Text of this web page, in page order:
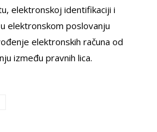
elektronskoj identifikaciji i
elektronskom poslovanju
elektronskih računa od
između pravnih lica.